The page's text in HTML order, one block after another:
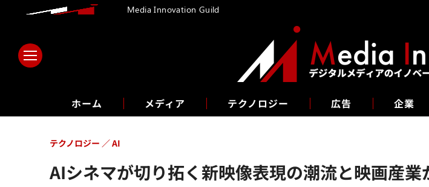
ホーム メディア テクノロジー 広告 企業
AIシネマが切り拓く新映像表現の潮流と映画産
テクノロジー AI
Media Innovation Guild